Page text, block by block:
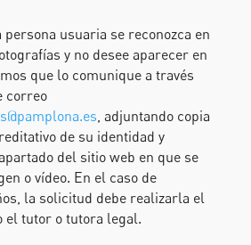
persona usuaria se reconozca en
y no desee aparecer en
que lo comunique a través
correo
, adjuntando copia
de su identidad y
del sitio web en que se
o vídeo. En el caso de
la solicitud debe realizarla el
el tutor o tutora legal.